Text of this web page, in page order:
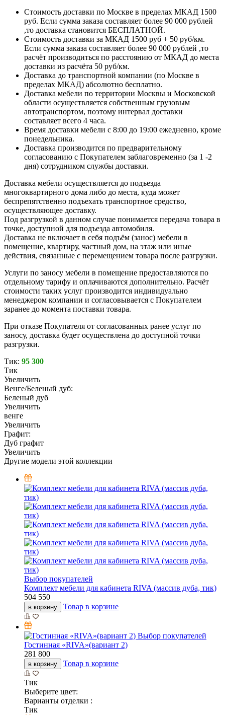
Стоимость доставки по Москве в пределах МКАД 1500
руб. Если сумма заказа составляет более 90 000 рублей
,то доставка становится БЕСПЛАТНОЙ.
Стоимость доставки за МКАД 1500 руб + 50 руб/км.
Если сумма заказа составляет более 90 000 рублей ,то
расчёт производиться по расстоянию от МКАД до места
доставки из расчёта 50 руб/км.
Доставка до транспортной компании (по Москве в
пределах МКАД) абсолютно бесплатно.
Доставка мебели по территории Москвы и Московской
области осуществляется собственным грузовым
автотранспортом, поэтому интервал доставки
составляет всего 4 часа.
Время доставки мебели с 8:00 до 19:00 ежедневно, кроме
понедельника.
Доставка производится по предварительному
согласованию с Покупателем заблаговременно (за 1 -2
дня) сотрудником службы доставки.
Доставка мебели осуществляется до подъезда
многоквартирного дома либо до места, куда может
беспрепятственно подъехать транспортное средство,
осуществляющее доставку.
Под разгрузкой в данном случае понимается передача товара в
точке, доступной для подъезда автомобиля.
Доставка не включает в себя подъём (занос) мебели в
помещение, квартиру, частный дом, на этаж или иные
действия, связанные с перемещением товара после разгрузки.
Услуги по заносу мебели в помещение предоставляются по
отдельному тарифу и оплачиваются дополнительно. Расчёт
стоимости таких услуг производится индивидуально
менеджером компании и согласовывается с Покупателем
заранее до момента поставки товара.
При отказе Покупателя от согласованных ранее услуг по
заносу, доставка будет осуществлена до доступной точки
разгрузки.
Тик: 95 300
Тик
Увеличить
Венге/Беленый дуб:
Беленый дуб
Увеличить
венге
Увеличить
Графит:
Дуб графит
Увеличить
Другие модели этой коллекции
Выбор покупателей
Комплект мебели для кабинета RIVA (массив дуба, тик)
504 550
в корзину Товар в корзине
Выбор покупателей
Гостинная «RIVA»(вариант 2)
281 800
в корзину Товар в корзине
Тик
Выберите цвет:
Варианты отделки :
Тик